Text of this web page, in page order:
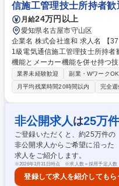
信施工管理技士所持者
月給24万円以上
愛知県名古屋市守山区
企業名 株式会社進和 求人名 【37】ベテラン歓迎【名古屋/安全衛生管理】
1級電気通信施工管理技士所持者歓迎 仕事の内容 東証プライム上
機能とメーカー機能を併せ持つ
備機器設置に関わる安全衛生管
通信施工管理技士の資格が生かせる環境です。 設
向けの製造組付ライン、FA機器
わる、安全管理業務をお任せし
示・指導・管理、打合せ等の取
の維持管理等をお任せ致します
り振替休日を取得していただき
募集職種 【37】ベテラン歓迎【
理技士所持者歓迎
業界未経験歓迎 副業・WワークOK
月平均残業時間20時間以内
完全週
非公開求人 は25万件
ご登録いただくと、約25万件の
非公開求人からご希望に沿った
求人をご紹介します。
※2026年3月31日時点 ※求人数＝採用予定人数
登録して求人を紹介してもら